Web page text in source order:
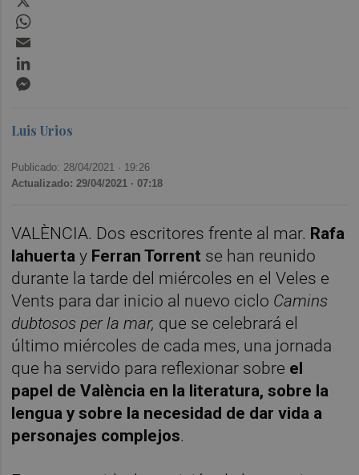
Luis Urios
Publicado: 28/04/2021 · 19:26
Actualizado: 29/04/2021 · 07:18
VALÈNCIA. Dos escritores frente al mar. Rafa
lahuertay Ferran Torrent se han reunido
durante la tarde del miércoles en el Veles e
Vents para dar inicio al nuevo ciclo Camins
dubtosos per la mar, que se celebrará el
último miércoles de cada mes, una jornada
que ha servido para reflexionar sobre el
papel de València en la literatura, sobre la
lengua y sobre la necesidad de dar vida a
personajes complejos.